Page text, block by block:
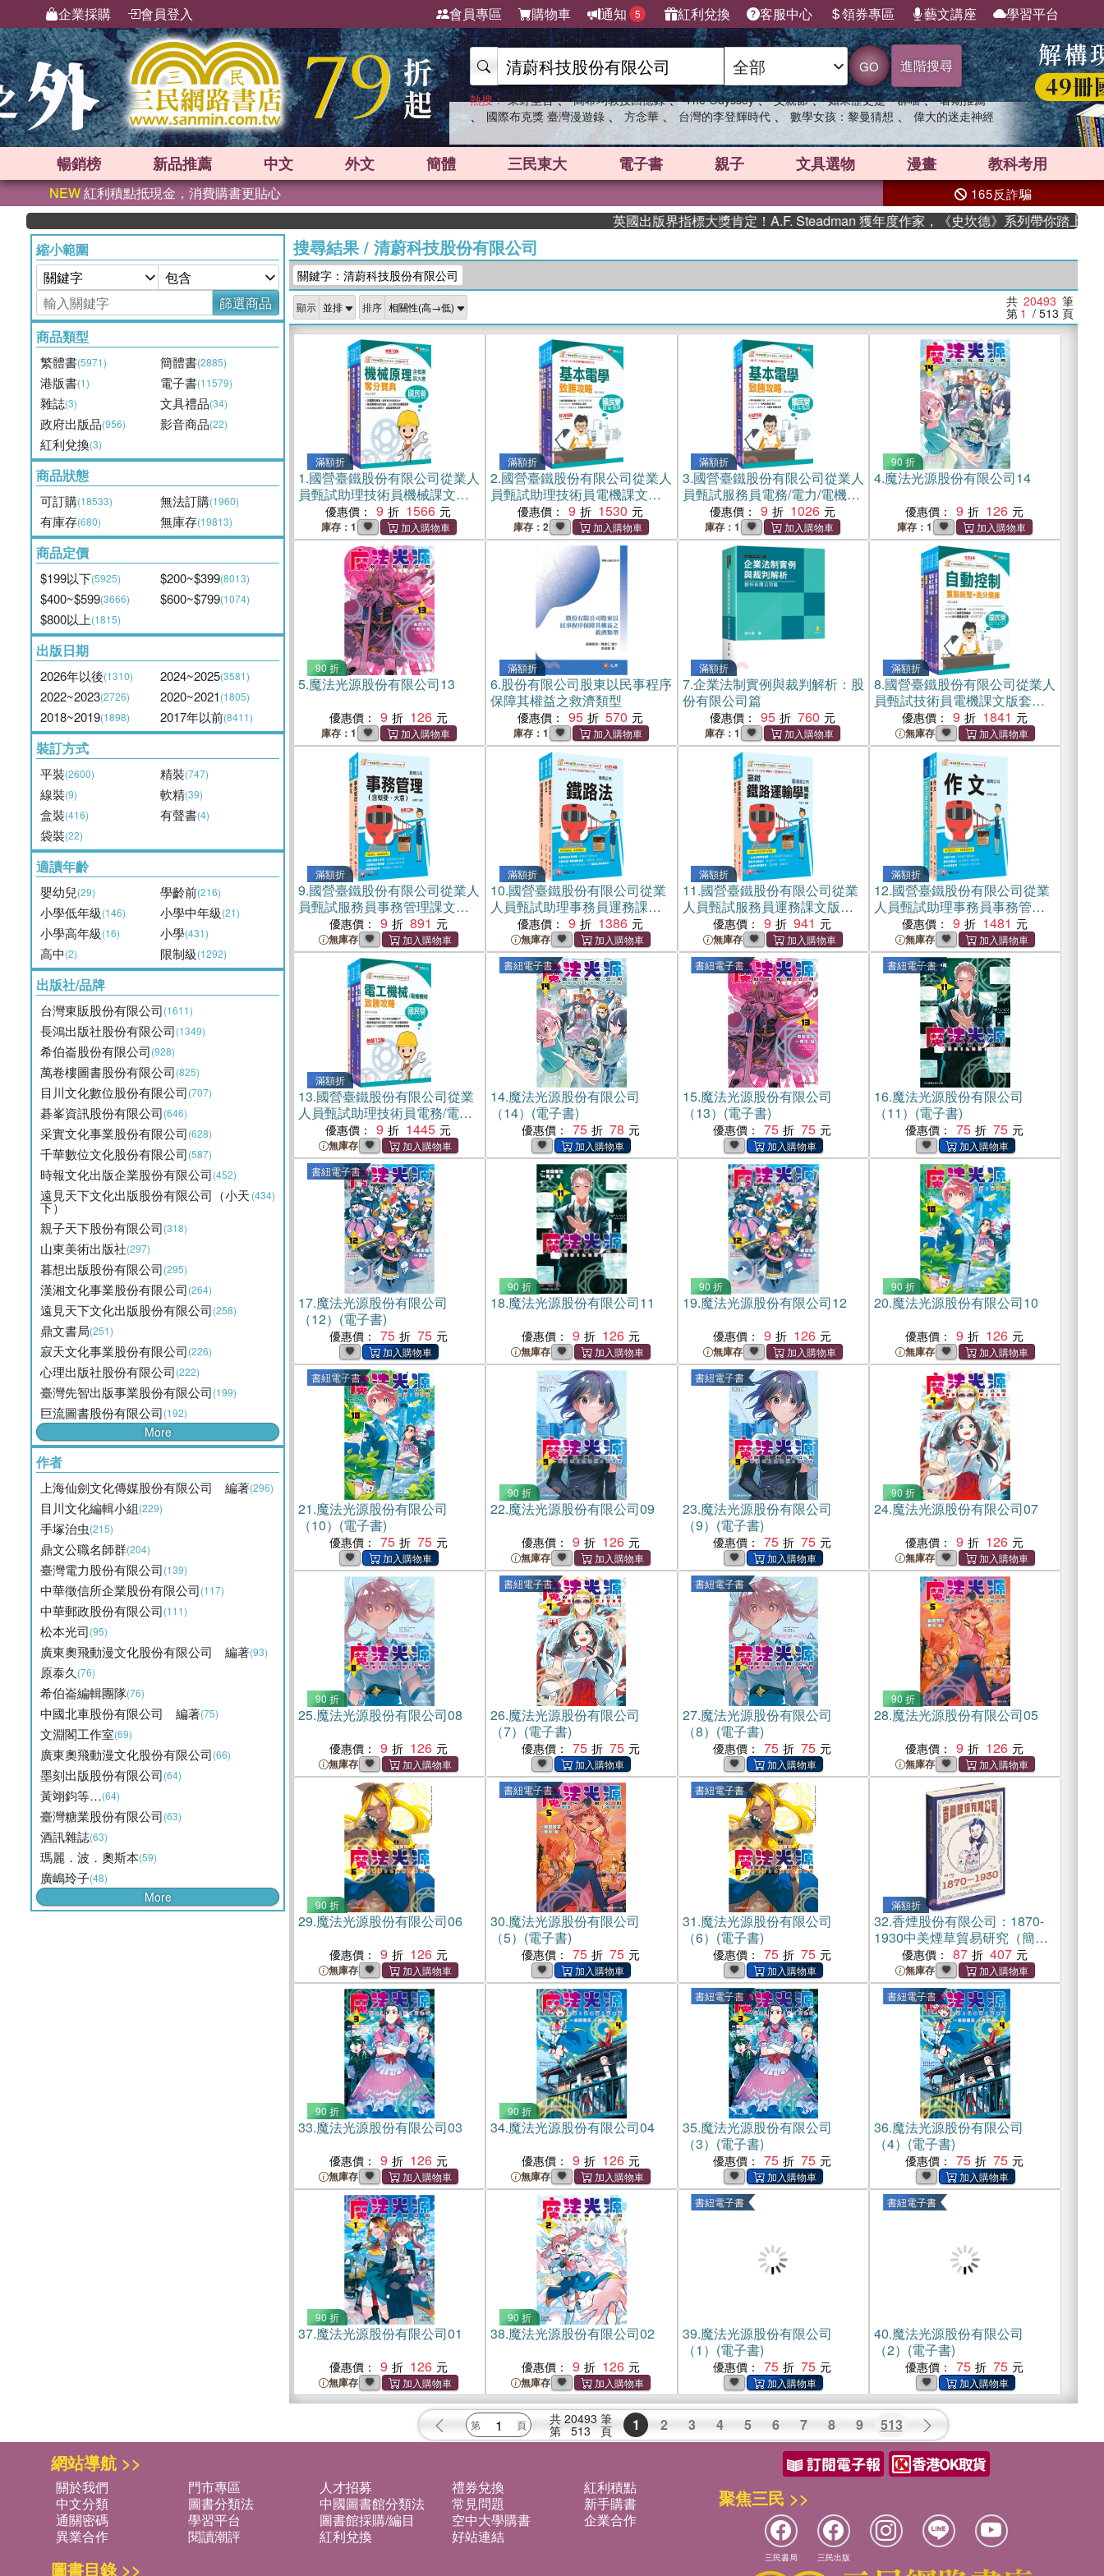
企業採購 會員登入 會員專區 購物車 通知 5 紅利兌換 客服中心 領券專區 藝文講座 學習平台
GO 進階搜尋
熱搜： 東野圭吾 、 高希均教授回憶錄 、 The Odyssey 、 父親節 、 如果歷史是一群喵 、 暑期推薦
、 國際布克獎 臺灣漫遊錄 、 方念華 、 台灣的李登輝時代 、 數學女孩：黎曼猜想 、 偉大的迷走神經
暢銷榜 新品推薦 中文 外文 簡體 三民東大 電子書 親子 文具選物 漫畫 教科考用
NEW紅利積點抵現金，消費購書更貼心 165反詐騙
英國出版界指標大獎肯定！A.F. Steadman 獲年度作家，《史坎德》系列帶你踏上熱血奇幻旅程
縮小範圍
篩選商品
商品類型
繁體書(5971) 簡體書(2885)
港版書(1) 電子書(11579)
雜誌(3) 文具禮品(34)
政府出版品(956) 影音商品(22)
紅利兌換(3)
商品狀態
可訂購(18533) 無法訂購(1960)
有庫存(680) 無庫存(19813)
商品定價
$199以下(5925) $200~$399(8013)
$400~$599(3666) $600~$799(1074)
$800以上(1815)
出版日期
2026年以後(1310) 2024~2025(3581)
2022~2023(2726) 2020~2021(1805)
2018~2019(1898) 2017年以前(8411)
裝訂方式
平裝(2600) 精裝(747)
線裝(9) 軟精(39)
盒裝(416) 有聲書(4)
袋裝(22)
適讀年齡
嬰幼兒(29) 學齡前(216)
小學低年級(146) 小學中年級(21)
小學高年級(16) 小學(431)
高中(2) 限制級(1292)
出版社/品牌
台灣東販股份有限公司(1611)
長鴻出版社股份有限公司(1349)
希伯崙股份有限公司(928)
萬卷樓圖書股份有限公司(825)
目川文化數位股份有限公司(707)
碁峯資訊股份有限公司(646)
采實文化事業股份有限公司(628)
千華數位文化股份有限公司(587)
時報文化出版企業股份有限公司(452)
遠見天下文化出版股份有限公司（小天
下）
(434)
親子天下股份有限公司(318)
山東美術出版社(297)
暮想出版股份有限公司(295)
漢湘文化事業股份有限公司(264)
遠見天下文化出版股份有限公司(258)
鼎文書局(251)
寂天文化事業股份有限公司(226)
心理出版社股份有限公司(222)
臺灣先智出版事業股份有限公司(199)
巨流圖書股份有限公司(192)
More
作者
上海仙劍文化傳媒股份有限公司 編著(296)
目川文化編輯小組(229)
手塚治虫(215)
鼎文公職名師群(204)
臺灣電力股份有限公司(139)
中華徵信所企業股份有限公司(117)
中華郵政股份有限公司(111)
松本光司(95)
廣東奧飛動漫文化股份有限公司 編著(93)
原泰久 (76)
希伯崙編輯團隊(76)
中國北車股份有限公司 編著(75)
文淵閣工作室(69)
廣東奧飛動漫文化股份有限公司(66)
墨刻出版股份有限公司(64)
黃翊鈞等…(64)
臺灣糖業股份有限公司(63)
酒訊雜誌(63)
瑪麗．波．奧斯本(59)
廣嶋玲子(48)
More
搜尋結果/ 清蔚科技股份有限公司
關鍵字：清蔚科技股份有限公司
顯示 排序 共 20493 筆
第 1 / 513 頁
滿額折
1.國營臺鐵股份有限公司從業人
員甄試助理技術員機械課文版
套書（共三冊）
優惠價： 9 1566
庫存：1
滿額折
2.國營臺鐵股份有限公司從業人
員甄試助理技術員電機課文版
套書（三冊）
優惠價： 9 1530
庫存：2
滿額折
3.國營臺鐵股份有限公司從業人
員甄試服務員電務/電力/電機課
文版套書（共二冊）
優惠價： 9 1026
庫存：1
90 折
4.魔法光源股份有限公司14
優惠價： 9 126
庫存：1
90 折
5.魔法光源股份有限公司13
優惠價： 9 126
庫存：1
滿額折
6.股份有限公司股東以民事程序
保障其權益之救濟類型
優惠價： 95 570
庫存：1
滿額折
7.企業法制實例與裁判解析：股
份有限公司篇
優惠價： 95 760
庫存：1
滿額折
8.國營臺鐵股份有限公司從業人
員甄試技術員電機課文版套書
（共四冊）
優惠價： 9 1841
無庫存
滿額折
9.國營臺鐵股份有限公司從業人
員甄試服務員事務管理課文版
套書（共二冊）
優惠價： 9 891
無庫存
滿額折
10.國營臺鐵股份有限公司從業
人員甄試助理事務員運務課文
版套書（共三冊）
優惠價： 9 1386
無庫存
滿額折
11.國營臺鐵股份有限公司從業
人員甄試服務員運務課文版套
書（共二冊）
優惠價： 9 941
無庫存
滿額折
12.國營臺鐵股份有限公司從業
人員甄試助理事務員事務管理
課文版套書（共三冊）
優惠價： 9 1481
無庫存
滿額折
13.國營臺鐵股份有限公司從業
人員甄試助理技術員電務/電力
課文版套書（共三冊）
優惠價： 9 1445
無庫存
書紐電子書
14.魔法光源股份有限公司
（14）(電子書)
優惠價： 75 78
書紐電子書
15.魔法光源股份有限公司
（13）(電子書)
優惠價： 75 75
書紐電子書
16.魔法光源股份有限公司
（11）(電子書)
優惠價： 75 75
書紐電子書
17.魔法光源股份有限公司
（12）(電子書)
優惠價： 75 75
90 折
18.魔法光源股份有限公司11
優惠價： 9 126
無庫存
90 折
19.魔法光源股份有限公司12
優惠價： 9 126
無庫存
90 折
20.魔法光源股份有限公司10
優惠價： 9 126
無庫存
書紐電子書
21.魔法光源股份有限公司
（10）(電子書)
優惠價： 75 75
90 折
22.魔法光源股份有限公司09
優惠價： 9 126
無庫存
書紐電子書
23.魔法光源股份有限公司
（9）(電子書)
優惠價： 75 75
90 折
24.魔法光源股份有限公司07
優惠價： 9 126
無庫存
90 折
25.魔法光源股份有限公司08
優惠價： 9 126
無庫存
書紐電子書
26.魔法光源股份有限公司
（7）(電子書)
優惠價： 75 75
書紐電子書
27.魔法光源股份有限公司
（8）(電子書)
優惠價： 75 75
90 折
28.魔法光源股份有限公司05
優惠價： 9 126
無庫存
90 折
29.魔法光源股份有限公司06
優惠價： 9 126
無庫存
書紐電子書
30.魔法光源股份有限公司
（5）(電子書)
優惠價： 75 75
書紐電子書
31.魔法光源股份有限公司
（6）(電子書)
優惠價： 75 75
滿額折
32.香煙股份有限公司：1870-
1930中美煙草貿易研究（簡體
優惠價： 87 407
無庫存
90 折
33.魔法光源股份有限公司03
優惠價： 9 126
無庫存
90 折
34.魔法光源股份有限公司04
優惠價： 9 126
無庫存
書紐電子書
35.魔法光源股份有限公司
（3）(電子書)
優惠價： 75 75
書紐電子書
36.魔法光源股份有限公司
（4）(電子書)
優惠價： 75 75
90 折
37.魔法光源股份有限公司01
優惠價： 9 126
無庫存
90 折
38.魔法光源股份有限公司02
優惠價： 9 126
無庫存
書紐電子書
39.魔法光源股份有限公司
（1）(電子書)
優惠價： 75 75
書紐電子書
40.魔法光源股份有限公司
（2）(電子書)
優惠價： 75 75
共 20493 筆
第 513 頁 1 2 3 4 5 6 7 8 9 513
網站導航 >>
關於我們 門市專區 人才招募 禮券兌換
紅利積點
中文分類
圖書分類法 中國圖書館分類法 常見問題
新手購書
通關密碼
學習平台 圖書館採購/編目 空中大學購書
企業合作
異業合作
閱讀潮評 紅利兌換 好站連結
圖書目錄 >>
聚焦三民 >>
三民書局 三民出版